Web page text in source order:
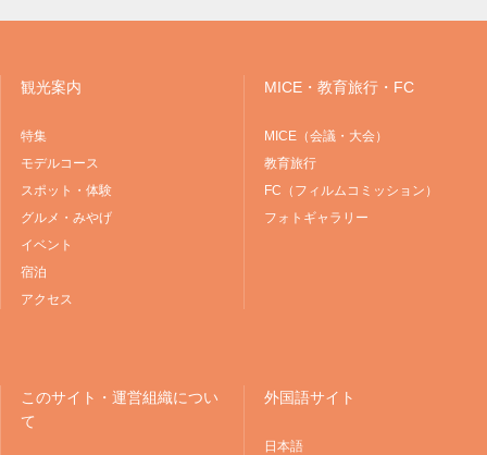
観光案内
特集
モデルコース
スポット・体験
グルメ・みやげ
イベント
宿泊
アクセス
MICE・教育旅行・FC
MICE（会議・大会）
教育旅行
FC（フィルムコミッション）
フォトギャラリー
このサイト・運営組織につい
て
外国語サイト
日本語